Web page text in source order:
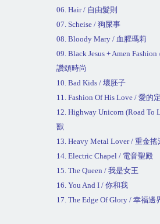
06. Hair / 自由髮則
07. Scheise / 狗屎事
08. Bloody Mary / 血腥瑪莉
09. Black Jesus + Amen Fashion
讚頌時尚
10. Bad Kids / 壞胚子
11. Fashion Of His Love / 愛的
12. Highway Unicorn (Road To
獸
13. Heavy Metal Lover / 重金搖
14. Electric Chapel / 電音聖殿
15. The Queen / 我是女王
16. You And I / 你和我
17. The Edge Of Glory / 幸福邊